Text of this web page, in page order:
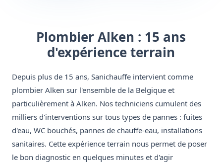
Plombier Alken : 15 ans
d'expérience terrain
Depuis plus de 15 ans, Sanichauffe intervient comme
plombier Alken sur l'ensemble de la Belgique et
particulièrement à Alken. Nos techniciens cumulent des
milliers d'interventions sur tous types de pannes : fuites
d'eau, WC bouchés, pannes de chauffe-eau, installations
sanitaires. Cette expérience terrain nous permet de poser
le bon diagnostic en quelques minutes et d'agir